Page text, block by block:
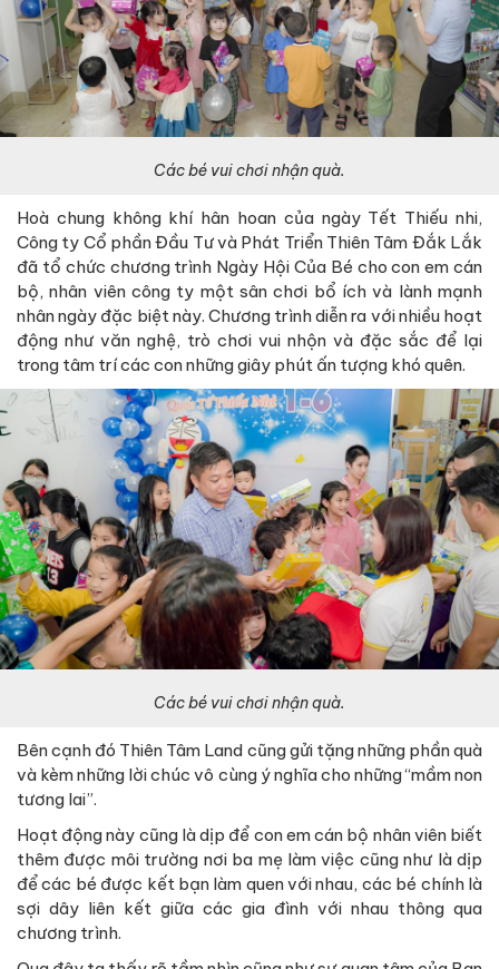
Các bé vui chơi nhận quà.
Hoà chung không khí hân hoan của ngày Tết Thiếu nhi,
Công ty Cổ phần Đầu Tư và Phát Triển Thiên Tâm Đắk Lắk
đã tổ chức chương trình Ngày Hội Của Bé cho con em cán
bộ, nhân viên công ty một sân chơi bổ ích và lành mạnh
nhân ngày đặc biệt này. Chương trình diễn ra với nhiều hoạt
động như văn nghệ, trò chơi vui nhộn và đặc sắc để lại
trong tâm trí các con những giây phút ấn tượng khó quên.
Các bé vui chơi nhận quà.
Bên cạnh đó Thiên Tâm Land cũng gửi tặng những phần quà
và kèm những lời chúc vô cùng ý nghĩa cho những “mầm non
tương lai”.
Hoạt động này cũng là dịp để con em cán bộ nhân viên biết
thêm được môi trường nơi ba mẹ làm việc cũng như là dịp
để các bé được kết bạn làm quen với nhau, các bé chính là
sợi dây liên kết giữa các gia đình với nhau thông qua
chương trình.